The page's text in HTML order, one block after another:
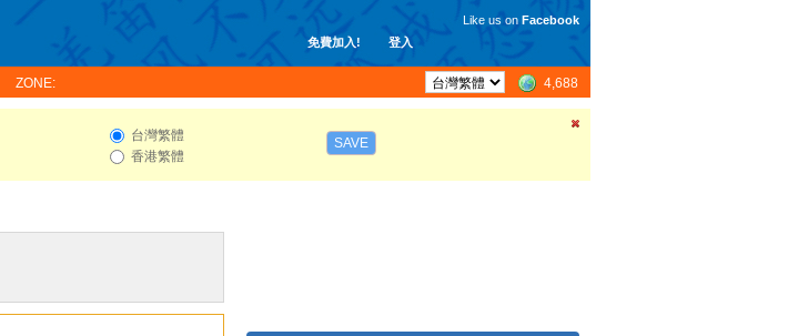
免費加入! 登入
Like us on Facebook
ZONE: 4,688
台灣繁體
香港繁體
SAVE